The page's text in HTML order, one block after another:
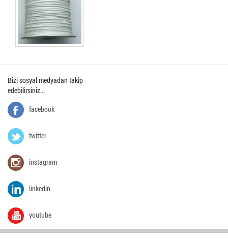
Bizi sosyal medyadan takip
edebilirsiniz...
facebook
twitter
instagram
linkedin
youtube